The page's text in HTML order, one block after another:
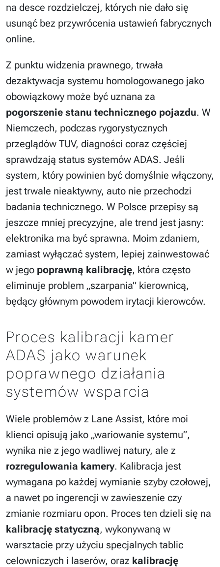
na desce rozdzielczej, których nie dało się
usunąć bez przywrócenia ustawień fabrycznych
online.
Z punktu widzenia prawnego, trwała
dezaktywacja systemu homologowanego jako
obowiązkowy może być uznana za
pogorszenie stanu technicznego pojazdu. W
Niemczech, podczas rygorystycznych
przeglądów TUV, diagności coraz częściej
sprawdzają status systemów ADAS. Jeśli
system, który powinien być domyślnie włączony,
jest trwale nieaktywny, auto nie przechodzi
badania technicznego. W Polsce przepisy są
jeszcze mniej precyzyjne, ale trend jest jasny:
elektronika ma być sprawna. Moim zdaniem,
zamiast wyłączać system, lepiej zainwestować
w jego poprawną kalibrację, która często
eliminuje problem „szarpania” kierownicą,
będący głównym powodem irytacji kierowców.
Proces kalibracji kamer
ADAS jako warunek
poprawnego działania
systemów wsparcia
Wiele problemów z Lane Assist, które moi
klienci opisują jako „wariowanie systemu”,
wynika nie z jego wadliwej natury, ale z
rozregulowania kamery. Kalibracja jest
wymagana po każdej wymianie szyby czołowej,
a nawet po ingerencji w zawieszenie czy
zmianie rozmiaru opon. Proces ten dzieli się na
kalibrację statyczną, wykonywaną w
warsztacie przy użyciu specjalnych tablic
celowniczych i laserów, oraz kalibrację